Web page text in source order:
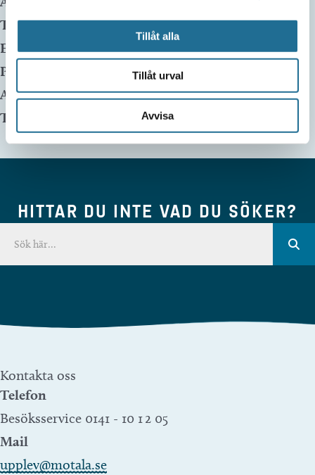
Tillåt alla
Tillåt urval
Avvisa
Telefon:
E-mail:
Pris:
Arrangör:Motala Korpen
Telefonnummer arrangör:
HITTAR DU INTE VAD DU SÖKER?
Kontakta oss
Telefon
Besöksservice 0141 - 10 1 2 05
Mail
upplev@motala.se